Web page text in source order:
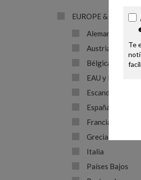
EUROPE & MIDDLE
Alemania
Austria
Bélgica
EAU y Medio
Escandinavia
España
Francia
Grecia
Italia
Países Bajos
Te